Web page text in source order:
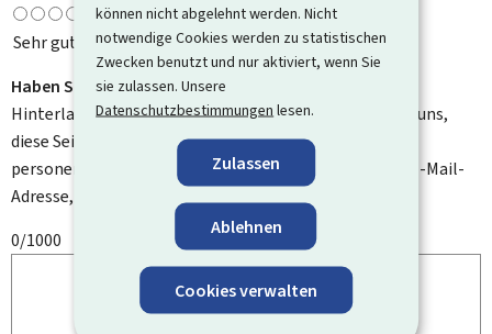
können nicht abgelehnt werden. Nicht
notwendige Cookies werden zu statistischen
Zwecken benutzt und nur aktiviert, wenn Sie
sie zulassen. Unsere
Datenschutzbestimmungen lesen.
Zulassen
Ablehnen
Cookies verwalten
Sehr gut
Haben Sie Verbesserungsvorschläge?
Hinterlassen Sie uns einen Kommentar und helfen Sie uns,
diese Seite zu verbessern. Bitte geben Sie keine
personenbezogenen Daten an, wie zum Beispiel Ihre E-Mail-
Adresse, Ihren Namen oder Ihre Telefonnummer.
0/1000